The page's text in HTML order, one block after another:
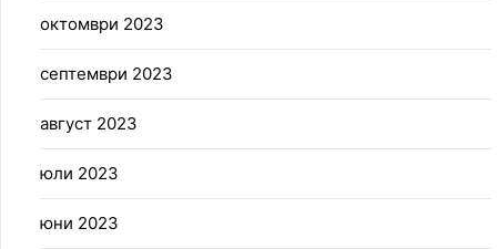
октомври 2023
септември 2023
август 2023
юли 2023
юни 2023